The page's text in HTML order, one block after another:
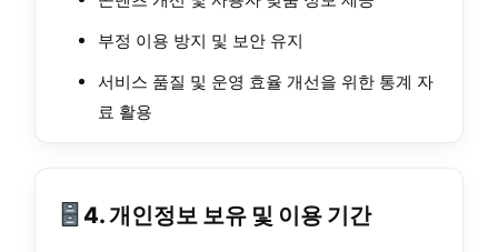
부정 이용 방지 및 보안 유지
서비스 품질 및 운영 효율 개선을 위한 통계 자
료 활용
4. 개인정보 보유 및 이용 기간